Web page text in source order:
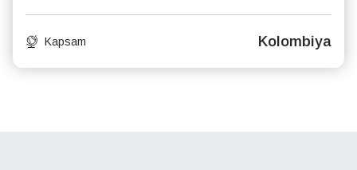
Kapsam Kolombiya